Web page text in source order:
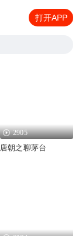
打开APP
2905
唐朝之聊茅台